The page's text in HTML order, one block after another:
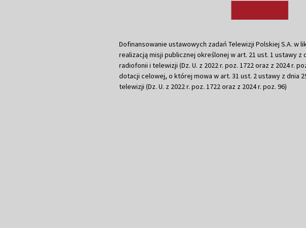
Dofinansowanie ustawowych zadań Telewizji Polskiej S.A. w
realizacją misji publicznej określonej w art. 21 ust. 1 ustawy z
radiofonii i telewizji (Dz. U. z 2022 r. poz. 1722 oraz z 2024 r.
dotacji celowej, o której mowa w art. 31 ust. 2 ustawy z dnia
telewizji (Dz. U. z 2022 r. poz. 1722 oraz z 2024 r. poz. 96)